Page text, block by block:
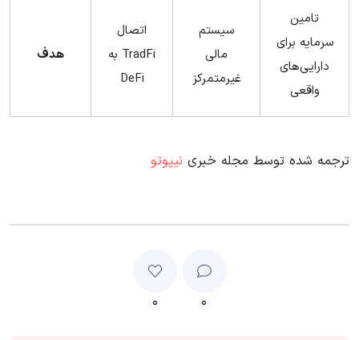
تامین
سرمایه برای
دارایی‌های
واقعی
سیستم
مالی
غیرمتمرکز
اتصال
TradFi به
DeFi
هدف
ترجمه شده توسط مجله خبری نیپوتو
۰ ۰